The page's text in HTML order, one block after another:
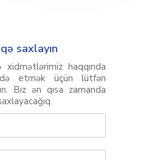
saxlayın
xidmətlərimiz haqqında
etmək üçün lütfən
Biz ən qısa zamanda